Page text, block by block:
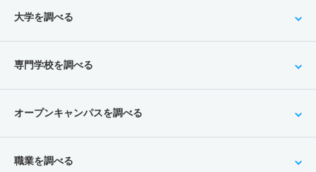
大学を調べる
専門学校を調べる
オープンキャンパスを調べる
職業を調べる